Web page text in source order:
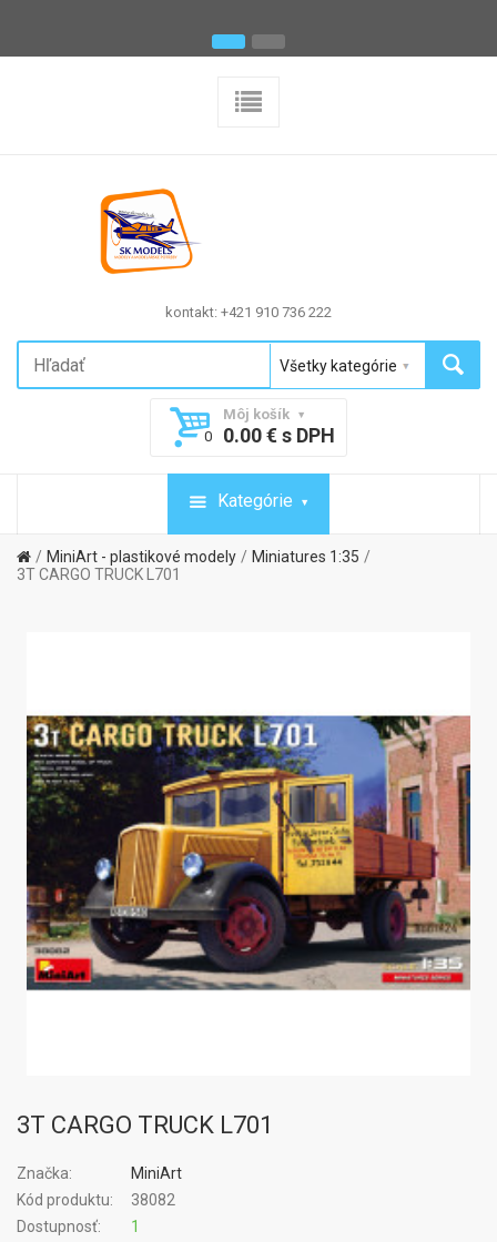
kontakt: +421 910 736 222
Môj košík
0
0.00 € s DPH
Kategórie
MiniArt - plastikové modely
Miniatures 1:35
3T CARGO TRUCK L701
3T CARGO TRUCK L701
Značka:
MiniArt
Kód produktu:
38082
Dostupnosť:
1